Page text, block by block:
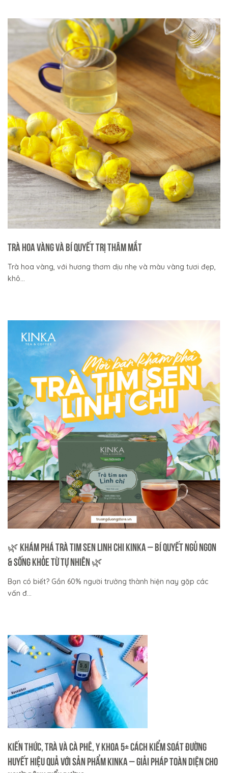
Trà hoa vàng và bí quyết trị thâm mắt
Trà hoa vàng, với hương thơm dịu nhẹ và màu vàng tươi đẹp,
khô...
🌿 KHÁM PHÁ TRÀ TIM SEN LINH CHI KINKA – BÍ QUYẾT NGỦ NGON
& SỐNG KHỎE TỪ TỰ NHIÊN 🌿
Bạn có biết? Gần 60% người trưởng thành hiện nay gặp các
vấn đ...
Kiến thức, Trà và Cà phê, Y Khoa 5+ Cách Kiểm Soát Đường
Huyết Hiệu Quả Với Sản Phẩm KINKA – Giải Pháp Toàn Diện Cho